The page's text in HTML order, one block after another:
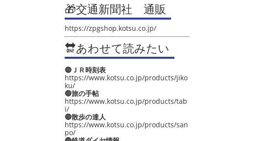
🎁交通新聞社 通販
https://zpgshop.kotsu.co.jp/
🔛あわせて読みたい
🔵ＪＲ時刻表
https://www.kotsu.co.jp/products/jiko
ku/
🔵旅の手帖
https://www.kotsu.co.jp/products/tab
i/
🔵散歩の達人
https://www.kotsu.co.jp/products/san
po/